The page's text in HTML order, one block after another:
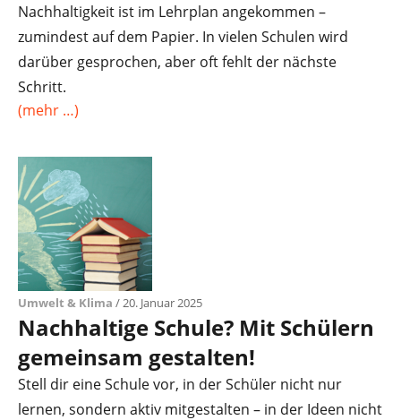
Nachhaltigkeit ist im Lehrplan angekommen –
zumindest auf dem Papier. In vielen Schulen wird
darüber gesprochen, aber oft fehlt der nächste
Schritt.
(mehr …)
Umwelt & Klima / 20. Januar 2025
Nachhaltige Schule? Mit Schülern
gemeinsam gestalten!
Stell dir eine Schule vor, in der Schüler nicht nur
lernen, sondern aktiv mitgestalten – in der Ideen nicht